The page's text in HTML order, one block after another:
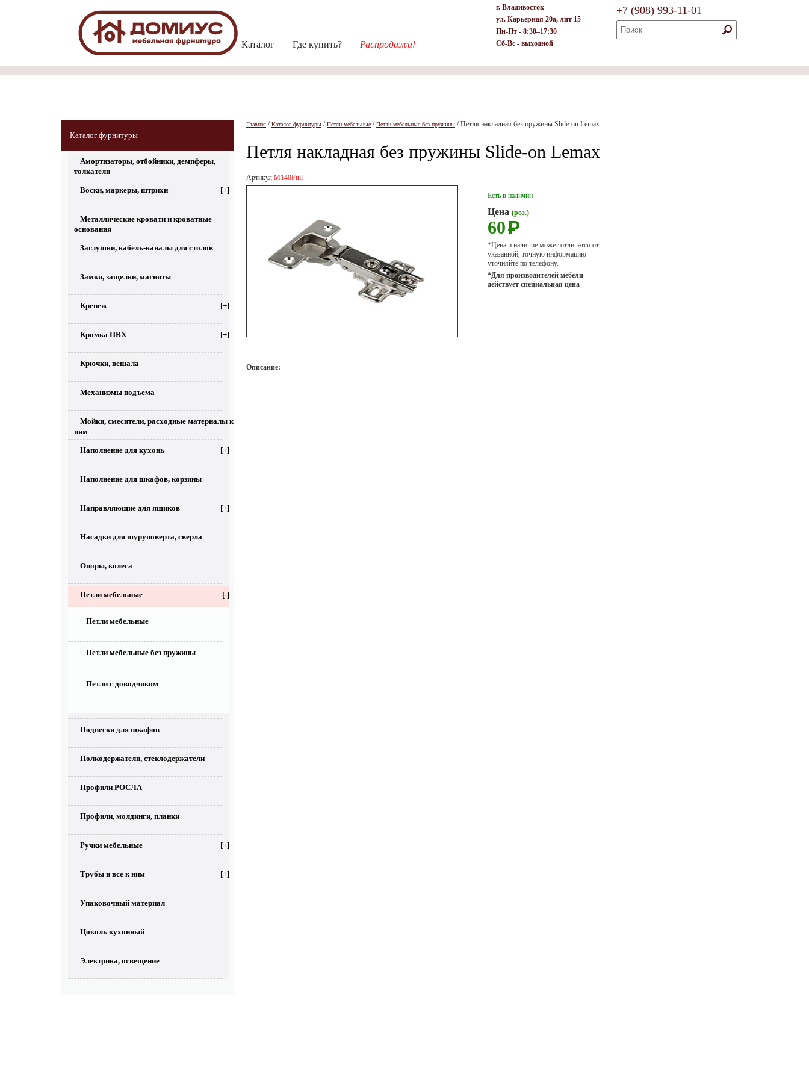
Каталог Где купить? Распродажа!
г. Владивосток
ул. Карьерная 20а, лит 15
Пн-Пт - 8:30–17:30
Сб-Вс - выходной
+7 (908) 993-11-01
Каталог фурнитуры
Амортизаторы, отбойники, демпферы,
толкатели
Воски, маркеры, штрихи [+]
Металлические кровати и кроватные
основания
Заглушки, кабель-каналы для столов
Замки, защелки, магниты
Крепеж [+]
Кромка ПВХ [+]
Крючки, вешала
Механизмы подъема
Мойки, смесители, расходные материалы к
ним
Наполнение для кухонь [+]
Наполнение для шкафов, корзины
Направляющие для ящиков [+]
Насадки для шуруповерта, сверла
Опоры, колеса
Петли мебельные [-]
Петли мебельные
Петли мебельные без пружины
Петли с доводчиком
Подвески для шкафов
Полкодержатели, стеклодержатели
Профили РОСЛА
Профили, молдинги, планки
Ручки мебельные [+]
Трубы и все к ним [+]
Упаковочный материал
Цоколь кухонный
Электрика, освещение
Главная /Каталог фурнитуры /Петли мебельные /Петли мебельные без пружины /Петля накладная без пружины Slide-on Lemax
Петля накладная без пружины Slide-on Lemax
Артикул M140Full
Есть в наличии
Цена (роз.)
60Р
*Цена и наличие может отличатся от
указанной, точную информацию
уточняйте по телефону.
*Для производителей мебели
действует специальная цена
Описание: